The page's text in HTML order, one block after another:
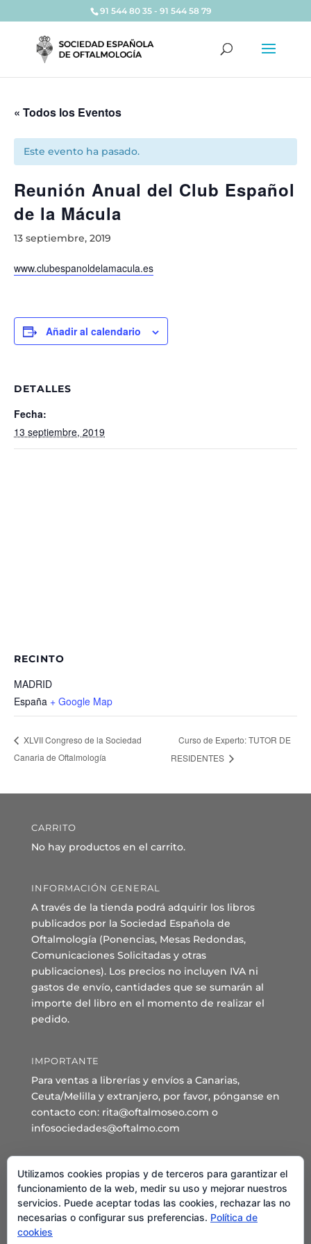
91 544 80 35 - 91 544 58 79
« Todos los Eventos
Este evento ha pasado.
Reunión Anual del Club Español
de la Mácula
13 septiembre, 2019
www.clubespanoldelamacula.es
Añadir al calendario
DETALLES
Fecha:
13 septiembre, 2019
RECINTO
MADRID
España + Google Map
XLVII Congreso de la Sociedad
Canaria de Oftalmología
Curso de Experto: TUTOR DE
RESIDENTES
CARRITO
No hay productos en el carrito.
INFORMACIÓN GENERAL
A través de la tienda podrá adquirir los libros
publicados por la Sociedad Española de
Oftalmología (Ponencias, Mesas Redondas,
Comunicaciones Solicitadas y otras
publicaciones). Los precios no incluyen IVA ni
gastos de envío, cantidades que se sumarán al
importe del libro en el momento de realizar el
pedido.
IMPORTANTE
Para ventas a librerías y envíos a Canarias,
Ceuta/Melilla y extranjero, por favor, pónganse en
contacto con: rita@oftalmoseo.com o
infosociedades@oftalmo.com
Sede Administrativa y Secretaría General
C/ Arcipreste de Hita 14 – 1º Derecha.
28015 – Madrid
Teléfono: 91 544 80 35 - 91 544 58 79
Mail:
Utilizamos cookies propias y de terceros para garantizar el
funcionamiento de la web, medir su uso y mejorar nuestros
servicios. Puede aceptar todas las cookies, rechazar las no
necesarias o configurar sus preferencias. Política de
cookies